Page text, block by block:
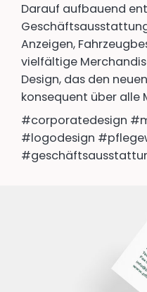
Darauf aufbauend
Anzeigen,
vielfältige
Design, das den
konsequent über alle
#corporatedesign
#logodesign